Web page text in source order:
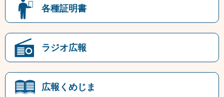
各種証明書
ラジオ広報
広報くめじま